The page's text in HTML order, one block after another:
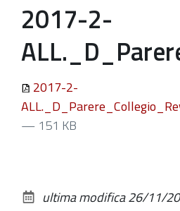
2017-2-
2017-2-
— 151 KB
documento
ultima modifica26/11/